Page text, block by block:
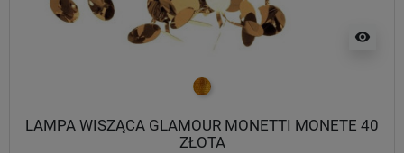
visibility
złoty
LAMPA WISZĄCA GLAMOUR MONETTI MONETE 40
ZŁOTA